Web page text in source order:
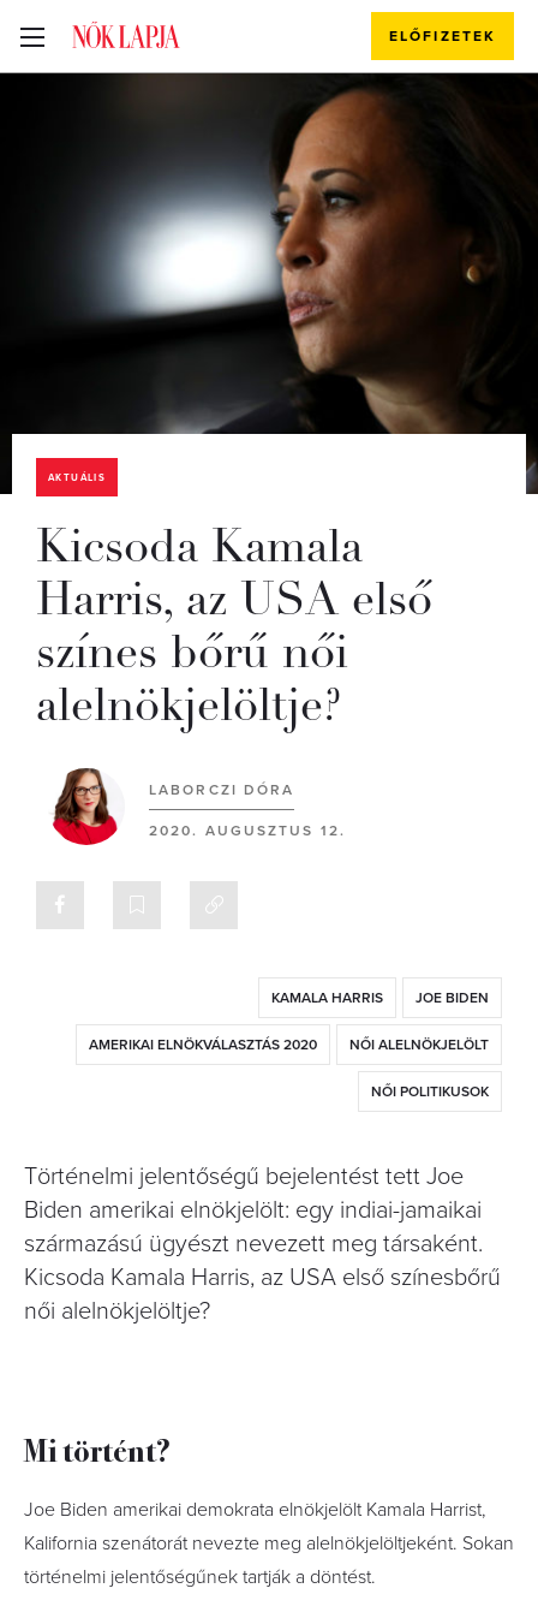
ELŐFIZETEK
AKTUÁLIS
Kicsoda Kamala
Harris, az USA első
színes bőrű női
alelnökjelöltje?
LABORCZI DÓRA
2020. AUGUSZTUS 12.
KAMALA HARRIS JOE BIDEN
AMERIKAI ELNÖKVÁLASZTÁS 2020 NŐI ALELNÖKJELÖLT
NŐI POLITIKUSOK
Történelmi jelentőségű bejelentést tett Joe
Biden amerikai elnökjelölt: egy indiai-jamaikai
származású ügyészt nevezett meg társaként.
Kicsoda Kamala Harris, az USA első színesbőrű
női alelnökjelöltje?
Mi történt?
Joe Biden amerikai demokrata elnökjelölt Kamala Harrist,
Kalifornia szenátorát nevezte meg alelnökjelöltjeként. Sokan
történelmi jelentőségűnek tartják a döntést.